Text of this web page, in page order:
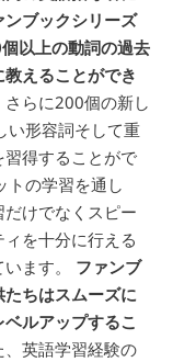
ブックシリーズ
以上の動詞の過去
えることができ
さらに200個の新し
い形容詞そして重
得することがで
トの学習を通し
けでなくスピー
を十分に行える
ます。 ファンブ
ちはスムーズに
ルアップするこ
、英語学習経験の